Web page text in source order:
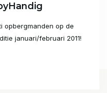
opbergmanden op de
januari/februari 2011!